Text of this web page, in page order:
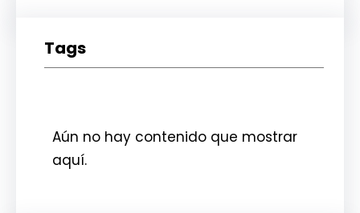
Tags
Aún no hay contenido que mostrar
aquí.